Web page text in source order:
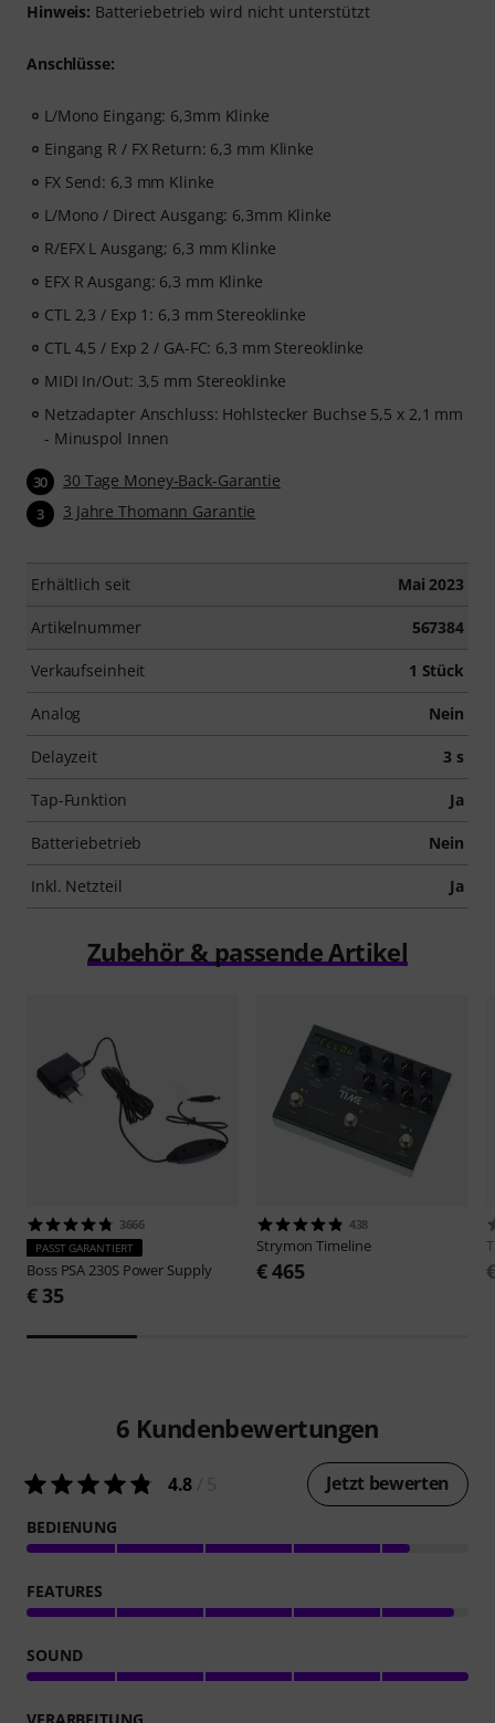
Hinweis: Batteriebetrieb wird nicht unterstützt
Anschlüsse:
L/Mono Eingang: 6,3mm Klinke
Eingang R / FX Return: 6,3 mm Klinke
FX Send: 6,3 mm Klinke
L/Mono / Direct Ausgang: 6,3mm Klinke
R/EFX L Ausgang; 6,3 mm Klinke
EFX R Ausgang: 6,3 mm Klinke
CTL 2,3 / Exp 1: 6,3 mm Stereoklinke
CTL 4,5 / Exp 2 / GA-FC: 6,3 mm Stereoklinke
MIDI In/Out: 3,5 mm Stereoklinke
Netzadapter Anschluss: Hohlstecker Buchse 5,5 x 2,1 mm
- Minuspol Innen
30 30 Tage Money-Back-Garantie
3 3 Jahre Thomann Garantie
Erhältlich seit Mai 2023
Artikelnummer 567384
Verkaufseinheit 1 Stück
Analog Nein
Delayzeit 3 s
Tap-Funktion Ja
Batteriebetrieb Nein
Inkl. Netzteil Ja
Zubehör & passende Artikel
3666
PASST GARANTIERT
Boss PSA 230S Power Supply
€ 35
438
StrymonTimeline
€ 465
6 Kundenbewertungen
4.8 Jetzt bewerten
BEDIENUNG
FEATURES
SOUND
VERARBEITUNG